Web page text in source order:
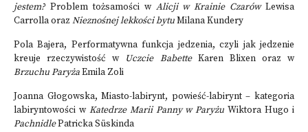
jestem? Problem tożsamości w Alicji w Krainie CzarówLewisa
Carrolla oraz Nieznośnej lekkości bytuMilana Kundery
Pola Bajera, Performatywna funkcja jedzenia, czyli jak jedzenie
kreuje rzeczywistość w Uczcie BabetteKaren Blixen oraz w
Brzuchu ParyżaEmila Zoli
Joanna Głogowska, Miasto-labirynt, powieść-labirynt – kategoria
labiryntowości w Katedrze Marii Panny w Paryżu Wiktora Hugo i
PachnidlePatricka Süskinda